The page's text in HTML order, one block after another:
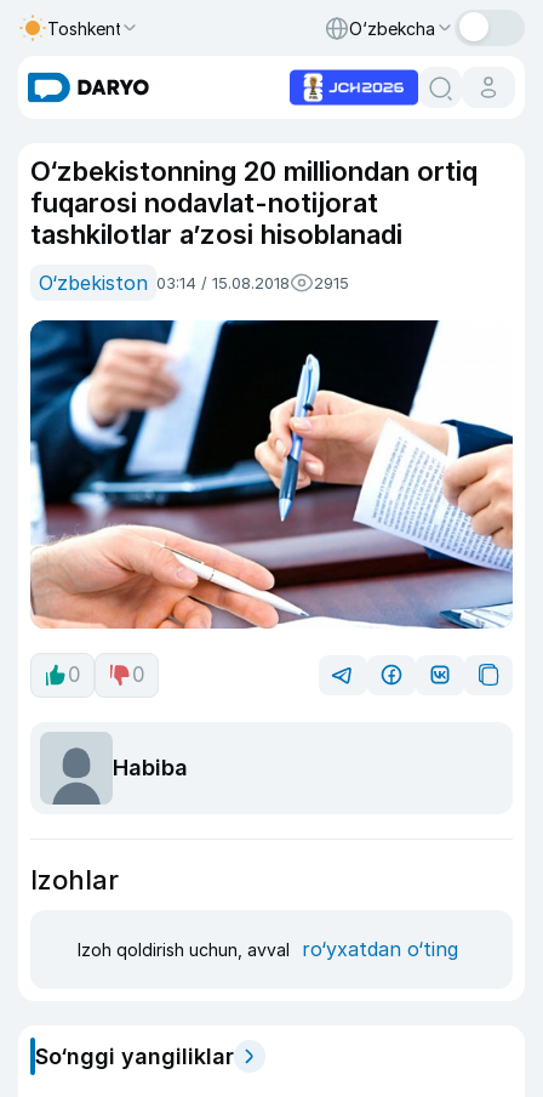
Toshkent O‘zbekcha
O‘zbekistonning 20 milliondan ortiq
fuqarosi nodavlat-notijorat
tashkilotlar a’zosi hisoblanadi
O‘zbekiston 03:14 / 15.08.2018 2915
0 0
Habiba
Izohlar
Izoh qoldirish uchun, avval ro‘yxatdan o‘ting
So‘nggi yangiliklar